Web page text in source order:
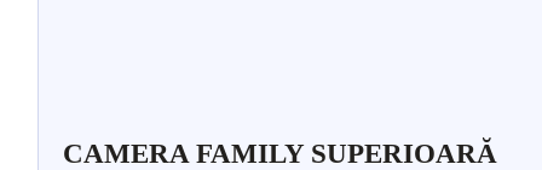
CAMERA FAMILY SUPERIOARĂ